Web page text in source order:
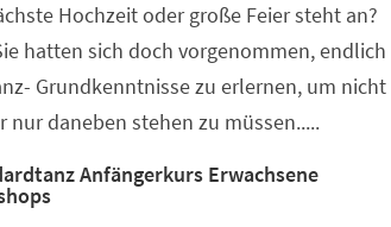
Hochzeit oder große Feier steht an?
hatten sich doch vorgenommen, endlich
Grundkenntnisse zu erlernen, um nicht
nur daneben stehen zu müssen.....
Anfängerkurs Erwachsene